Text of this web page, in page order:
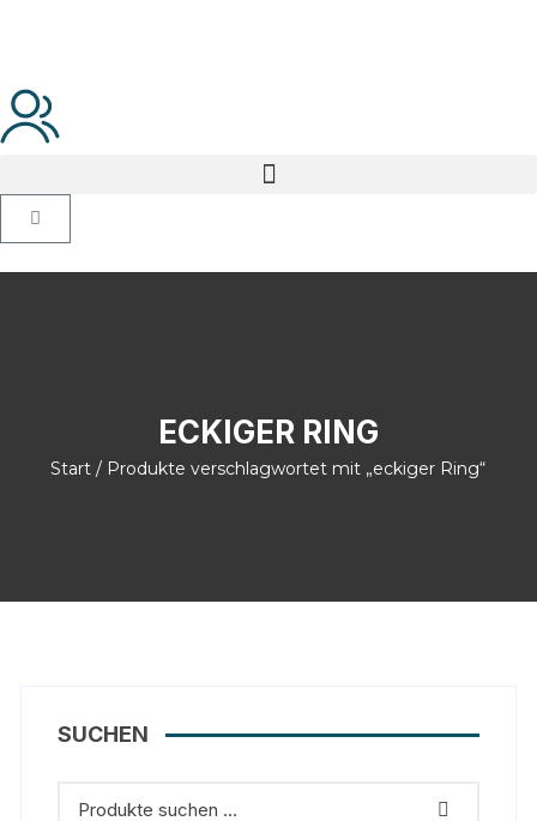
ECKIGER RING
Start / Produkte verschlagwortet mit „eckiger Ring“
SUCHEN